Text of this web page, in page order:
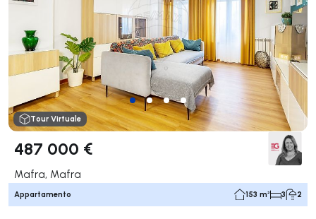
Tour Virtuale
487 000 €
Mafra, Mafra
Appartamento 153 m² 3 2